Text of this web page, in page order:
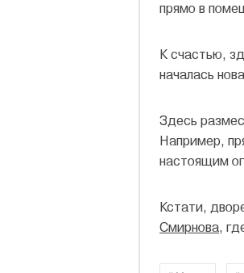
прямо в
К счастью,
началась
Здесь
Например,
настоящим
Кстати,
Смирнова,